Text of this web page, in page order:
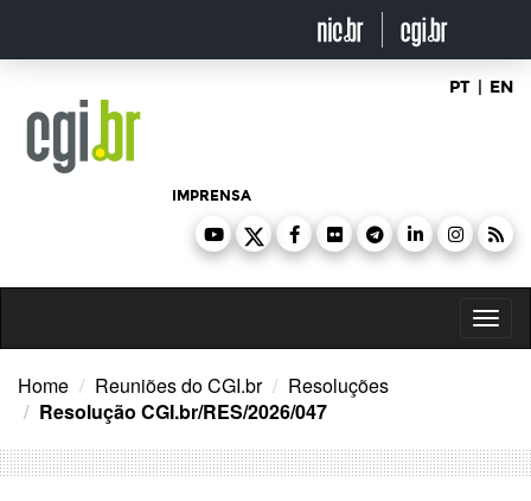
o
PT | EN
IMPRENSA
Home Reuniões do CGI.br
Resoluções
Resolução CGI.br/RES/2026/047